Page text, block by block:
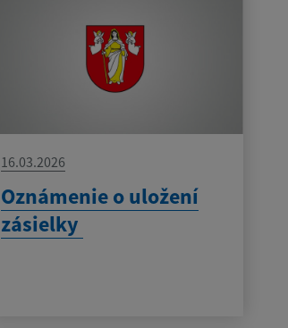
16.03.2026
Oznámenie o uložení
zásielky